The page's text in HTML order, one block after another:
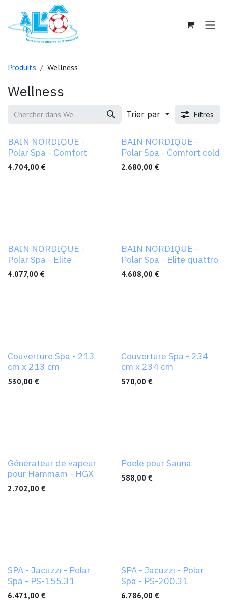
Se rendre au contenu
Produits Wellness
Wellness
Trier par Filtres
Nouveau !
BAIN NORDIQUE -
Polar Spa - Comfort
4.704,00 €
Nouveau !
BAIN NORDIQUE -
Polar Spa - Comfort cold
2.680,00 €
Nouveau !
BAIN NORDIQUE -
Polar Spa - Elite
4.077,00 €
Nouveau !
BAIN NORDIQUE -
Polar Spa - Elite quattro
4.608,00 €
Couverture Spa - 213
cm x 213 cm
530,00 €
Couverture Spa - 234
cm x 234 cm
570,00 €
Générateur de vapeur
pour Hammam - HGX
2.702,00 €
Poele pour Sauna
588,00 €
Nouveau !
SPA - Jacuzzi - Polar
Spa - PS-155.31
6.471,00 €
Nouveau !
SPA - Jacuzzi - Polar
Spa - PS-200.31
6.786,00 €